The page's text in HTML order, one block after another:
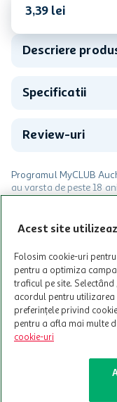
3,39 lei
Descriere
Specificatii
Review-uri
Programul MyCLUB
au varsta de peste 18
Termenele și Condițiile
valabile in limita
limita a 12 unitati /
participante și pentru
nu poate fi utilizat in
activitati in afara celor
nu raspunde pentru
care aceste este
intretineri sau reparatii
Iti
021-
Acest site
Folosim cookie-uri
pentru a optimiza
traficul pe site.
acordul pentru utilizarea
preferințele privind
pentru a afla mai multe
cookie-uri